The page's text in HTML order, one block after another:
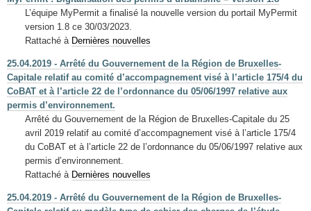
L’équipe MyPermit a finalisé la nouvelle version du portail MyPermit
version 1.8 ce 30/03/2023.
Rattaché à Dernières nouvelles
25.04.2019 - Arrêté du Gouvernement de la Région de Bruxelles-
Capitale relatif au comité d’accompagnement visé à l’article 175/4 du
CoBAT et à l’article 22 de l’ordonnance du 05/06/1997 relative aux
permis d’environnement.
Arrêté du Gouvernement de la Région de Bruxelles-Capitale du 25
avril 2019 relatif au comité d’accompagnement visé à l’article 175/4
du CoBAT et à l’article 22 de l’ordonnance du 05/06/1997 relative aux
permis d’environnement.
Rattaché à Dernières nouvelles
25.04.2019 - Arrêté du Gouvernement de la Région de Bruxelles-